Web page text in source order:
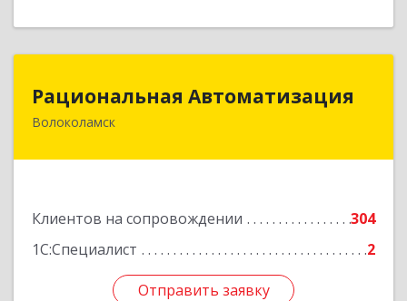
Рациональная Автоматизация
Волоколамск
Клиентов на сопровождении
304
1С:Специалист
2
Отправить заявку
143600, Московская обл, Волоколамский р-н,
Подробнее
Отправить заявку